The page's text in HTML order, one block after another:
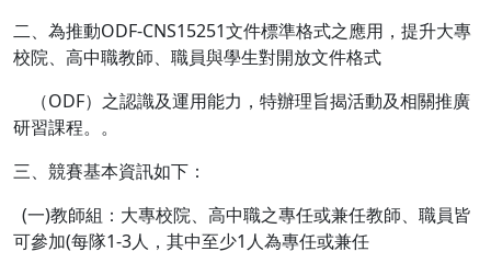
二、為推動ODF-CNS15251文件標準格式之應用，提升大專
校院、高中職教師、職員與學生對開放文件格式
（ODF）之認識及運用能力，特辦理旨揭活動及相關推廣
研習課程。。
三、競賽基本資訊如下：
(一)教師組：大專校院、高中職之專任或兼任教師、職員皆
可參加(每隊1-3人，其中至少1人為專任或兼任